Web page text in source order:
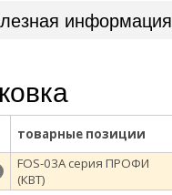
информация
товарные позиции
FOS-03A серия ПРОФИ
(КВТ)